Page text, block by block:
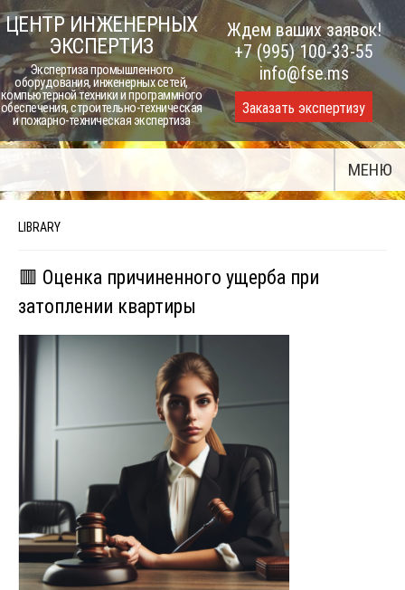
Skip
to
content
ЦЕНТР ИНЖЕНЕРНЫХ
ЭКСПЕРТИЗ
Экспертиза промышленного
оборудования, инженерных сетей,
компьютерной техники и программного
обеспечения, строительно-техническая
и пожарно-техническая экспертиза
Ждем ваших заявок!
+7 (995) 100-33-55
info@fse.ms
Заказать экспертизу
МЕНЮ
LIBRARY
🟥 Оценка причиненного ущерба при
затоплении квартиры